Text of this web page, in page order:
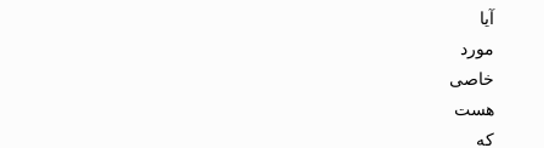
آیا
مورد
خاصی
هست
که